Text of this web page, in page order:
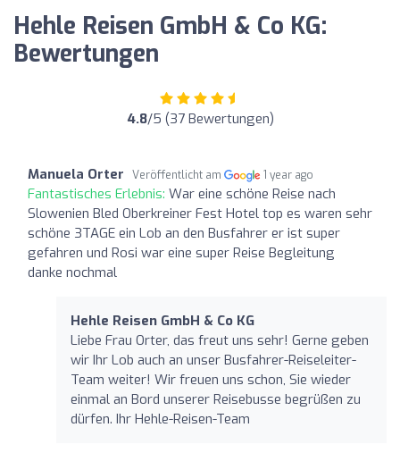
Hehle Reisen GmbH & Co KG:
Bewertungen
4.8/5 (37 Bewertungen)
Manuela Orter Veröffentlicht am 1 year ago
Fantastisches Erlebnis: War eine schöne Reise nach
Slowenien Bled Oberkreiner Fest Hotel top es waren sehr
schöne 3TAGE ein Lob an den Busfahrer er ist super
gefahren und Rosi war eine super Reise Begleitung
danke nochmal
Hehle Reisen GmbH & Co KG
Liebe Frau Orter, das freut uns sehr! Gerne geben
wir Ihr Lob auch an unser Busfahrer-Reiseleiter-
Team weiter! Wir freuen uns schon, Sie wieder
einmal an Bord unserer Reisebusse begrüßen zu
dürfen. Ihr Hehle-Reisen-Team